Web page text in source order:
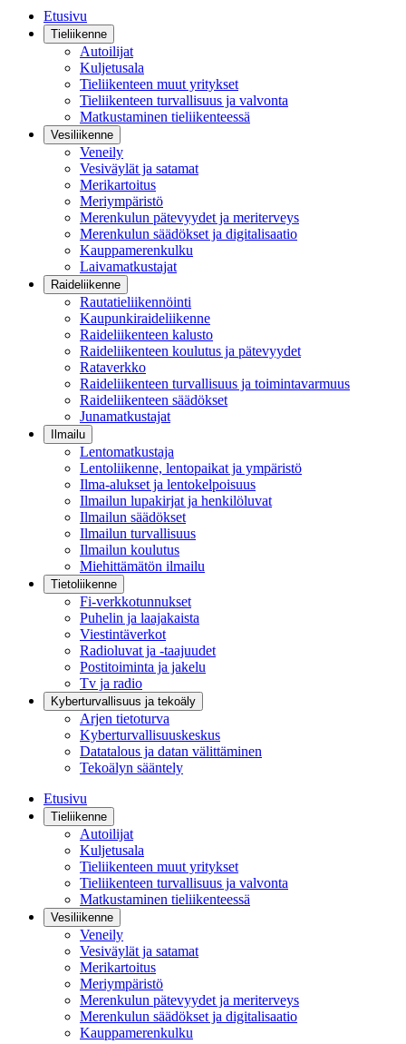
Etusivu
Tieliikenne
Autoilijat
Kuljetusala
Tieliikenteen muut yritykset
Tieliikenteen turvallisuus ja valvonta
Matkustaminen tieliikenteessä
Vesiliikenne
Veneily
Vesiväylät ja satamat
Merikartoitus
Meriympäristö
Merenkulun pätevyydet ja meriterveys
Merenkulun säädökset ja digitalisaatio
Kauppamerenkulku
Laivamatkustajat
Raideliikenne
Rautatieliikennöinti
Kaupunkiraideliikenne
Raideliikenteen kalusto
Raideliikenteen koulutus ja pätevyydet
Rataverkko
Raideliikenteen turvallisuus ja toimintavarmuus
Raideliikenteen säädökset
Junamatkustajat
Ilmailu
Lentomatkustaja
Lentoliikenne, lentopaikat ja ympäristö
Ilma-alukset ja lentokelpoisuus
Ilmailun lupakirjat ja henkilöluvat
Ilmailun säädökset
Ilmailun turvallisuus
Ilmailun koulutus
Miehittämätön ilmailu
Tietoliikenne
Fi-verkkotunnukset
Puhelin ja laajakaista
Viestintäverkot
Radioluvat ja -taajuudet
Postitoiminta ja jakelu
Tv ja radio
Kyberturvallisuus ja tekoäly
Arjen tietoturva
Kyberturvallisuuskeskus
Datatalous ja datan välittäminen
Tekoälyn sääntely
Etusivu
Tieliikenne
Autoilijat
Kuljetusala
Tieliikenteen muut yritykset
Tieliikenteen turvallisuus ja valvonta
Matkustaminen tieliikenteessä
Vesiliikenne
Veneily
Vesiväylät ja satamat
Merikartoitus
Meriympäristö
Merenkulun pätevyydet ja meriterveys
Merenkulun säädökset ja digitalisaatio
Kauppamerenkulku